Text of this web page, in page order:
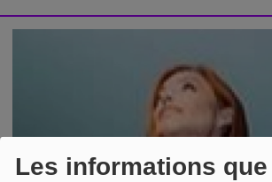
Les informations